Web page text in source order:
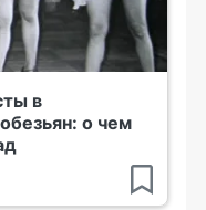
в
о чем